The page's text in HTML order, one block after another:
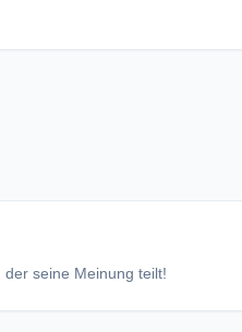
seine Meinung teilt!